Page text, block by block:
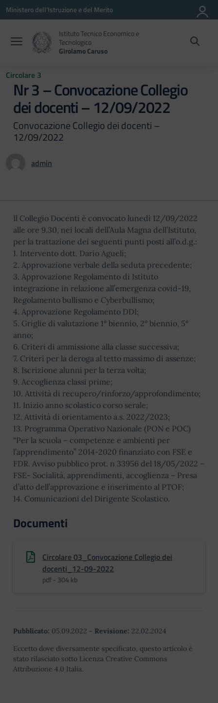
Vai ai contenuti
Vai al menu di navigazione
Vai al footer
Ministero dell'Istruzione e del Merito
Istituto Tecnico Economico e
Tecnologico
Girolamo Caruso
Circolare 3
Nr 3 – Convocazione Collegio
dei docenti – 12/09/2022
Convocazione Collegio dei docenti –
12/09/2022
admin
Il Collegio Docenti è convocato lunedì 12/09/2022
alle ore 9.30, nei locali dell’Aula Magna dell’Istituto,
per la trattazione dei seguenti punti posti all’o.d.g.:
1. Intervento dott. Dario Agueli;
2. Approvazione verbale della seduta precedente;
3. Approvazione Regolamento di Istituto
integrazione in relazione all’emergenza covid-19,
Regolamento bullismo e Cyberbullismo;
4. Approvazione Regolamento DDI;
5. Griglie di valutazione 1° biennio, 2° biennio, 5°
anno;
6. Criteri di ammissione alla classe successiva;
7. Criteri per la deroga al tetto massimo di assenze;
8. Iscrizione alunni per la terza volta;
9. Accoglienza classi prime;
10. Attività di recupero/rinforzo/approfondimento;
11. Inizio anno scolastico corso serale;
12. Attività di orientamento a.s. 2022/2023;
13. Programma Operativo Nazionale (PON e POC)
“Per la scuola – competenze e ambienti per
l’apprendimento” 2014-2020 finanziato con FSE e
FDR. Avviso pubblico prot. n 33956 del 18/05/2022 –
FSE- Socialità, apprendimenti, accoglienza – Presa
d’atto dell’approvazione e inserimento al PTOF;
14. Comunicazioni del Dirigente Scolastico.
Documenti
Circolare 03_Convocazione Collegio dei
docenti_12-09-2022
pdf - 304 kb
Pubblicato: 05.09.2022 - Revisione: 22.02.2024
Eccetto dove diversamente specificato, questo articolo è
stato rilasciato sotto Licenza Creative Commons
Attribuzione 4.0 Italia.